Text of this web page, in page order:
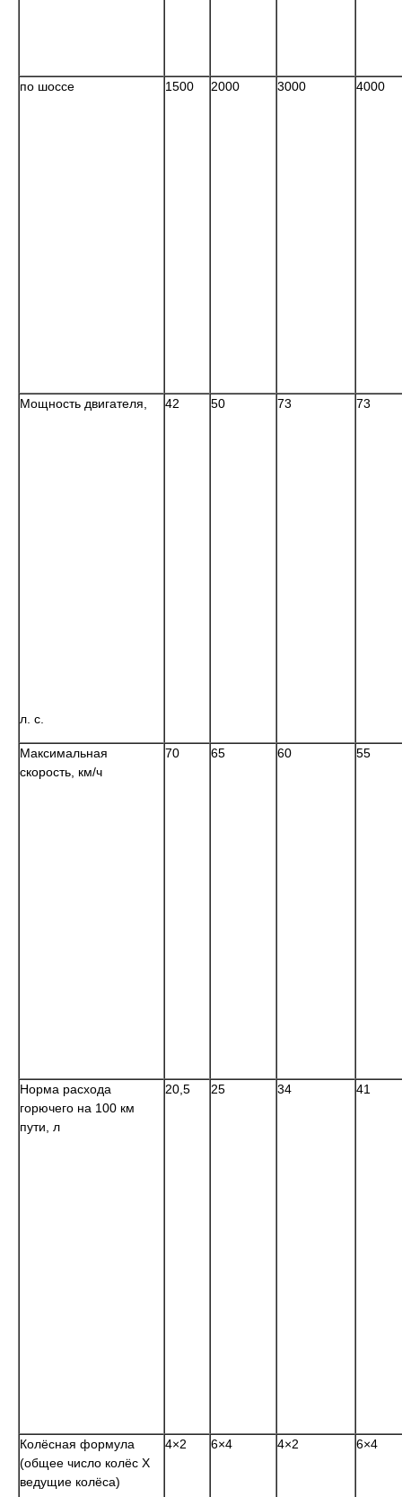
по шоссе 1500 2000 3000 4000
Мощность двигателя,
л. с.
42 50 73 73
Максимальная
скорость, км/ч
70 65 60 55
Норма расхода
горючего на 100 км
пути, л
20,5 25 34 41
Колёсная формула
(общее число колёс X
ведущие колёса)
4×2 6×4 4×2 6×4